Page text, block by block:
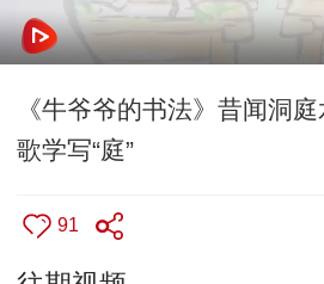
《牛爷爷的书法》昔闻洞
歌学写“庭”
91